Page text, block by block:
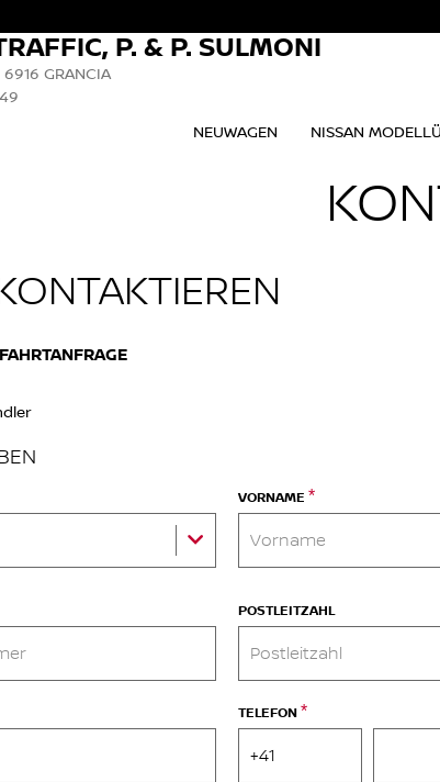
P. & P. SULMONI
GRANCIA
NEUWAGEN
NISSAN
VORNAME *
POSTLEITZAHL
TELEFON*